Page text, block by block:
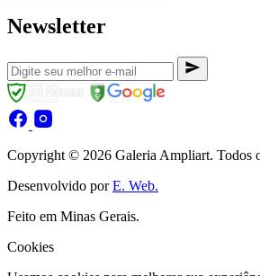
Newsletter
Copyright © 2026 Galeria Ampliart. Todos
Desenvolvido porE. Web.
Feito em Minas Gerais.
Cookies